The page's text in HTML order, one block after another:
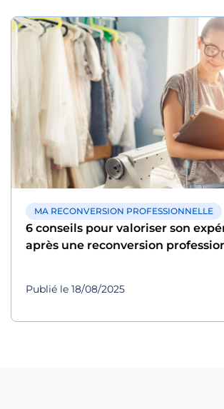
MA RECONVERSION PROFESSIONNELLE
6 conseils pour valoriser son
après une reconversion
Publié le 18/08/2025